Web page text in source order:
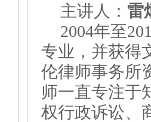
主讲人： 雷
2004年至
专业，并获得
伦律师事务所
师一直专注于
权行政诉讼、